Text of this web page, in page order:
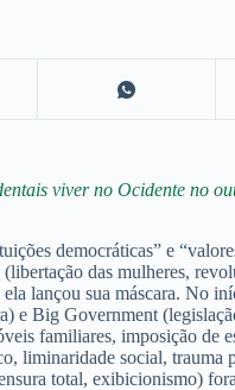
viver no Ocidente no
democráticas” e
das mulheres,
lançou sua máscara. No
Big Government
familiares, imposição
liminaridade social,
total, exibicionismo)